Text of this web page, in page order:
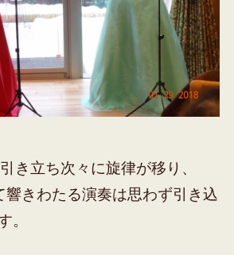
き立ち次々に旋律が移り、
響きわたる演奏は思わず引き込
。